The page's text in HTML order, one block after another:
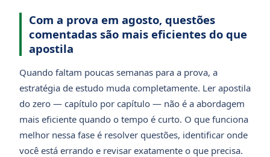
Com a prova em agosto, questões
comentadas são mais eficientes do que
apostila
Quando faltam poucas semanas para a prova, a
estratégia de estudo muda completamente. Ler apostila
do zero — capítulo por capítulo — não é a abordagem
mais eficiente quando o tempo é curto. O que funciona
melhor nessa fase é resolver questões, identificar onde
você está errando e revisar exatamente o que precisa.